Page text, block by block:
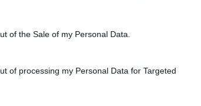
of the Sale of my Personal Data.
of processing my Personal Data for Targeted
c'è l'intelligenza artificiale: stop
e chat al volante
sistema basato sull'intelligenza
controlla il comportamento degli
L'obiettivo è individuare chi utilizza il